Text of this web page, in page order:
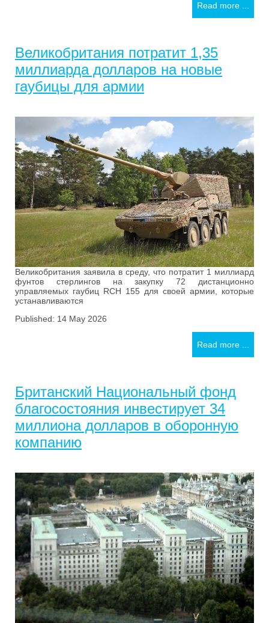
Read more ...
Великобритания потратит 1,35
миллиарда долларов на новые
гаубицы для армии
Великобритания заявила в среду, что потратит 1 миллиард
фунтов стерлингов на закупку 72 дистанционно
управляемых гаубиц RCH 155 для своей армии, которые
устанавливаются
Published: 14 May 2026
Read more ...
Британский Национальный фонд
благосостояния инвестирует 34
миллиона долларов в оборонную
компанию